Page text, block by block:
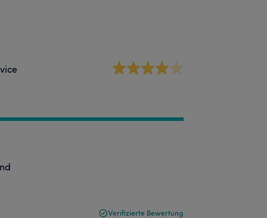
Verifizierte Bewertung